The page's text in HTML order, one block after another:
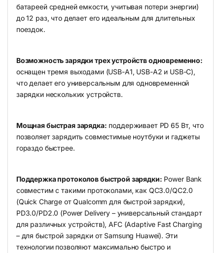
батареей средней емкости, учитывая потери энергии)
до 12 раз, что делает его идеальным для длительных
поездок.
Возможность зарядки трех устройств одновременно:
оснащен тремя выходами (USB-A1, USB-A2 и USB-C),
что делает его универсальным для одновременной
зарядки нескольких устройств.
Мощная быстрая зарядка: поддерживает PD 65 Вт, что
позволяет зарядить совместимые ноутбуки и гаджеты
гораздо быстрее.
Поддержка протоколов быстрой зарядки: Power Bank
совместим с такими протоколами, как QC3.0/QC2.0
(Quick Charge от Qualcomm для быстрой зарядки),
PD3.0/PD2.0 (Power Delivery – универсальный стандарт
для различных устройств), AFC (Adaptive Fast Charging
– для быстрой зарядки от Samsung Huawei). Эти
технологии позволяют максимально быстро и